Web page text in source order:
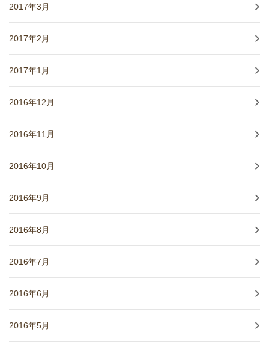
2017年3月
2017年2月
2017年1月
2016年12月
2016年11月
2016年10月
2016年9月
2016年8月
2016年7月
2016年6月
2016年5月